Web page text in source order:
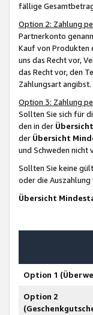
fällige
Option 2: Zahlung
Partnerkonto
Kauf von Produkten
uns das Recht vor,
das Recht vor, den
Zahlungsart
Option 3: Zahlung
Sollten Sie sich für
den in der
der Übersicht
und Schweden nicht
Sollten Sie keine
oder die
Übersicht
Option 1
Option 2